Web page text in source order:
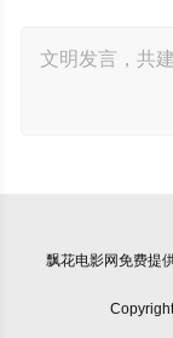
飘花电影网免费提